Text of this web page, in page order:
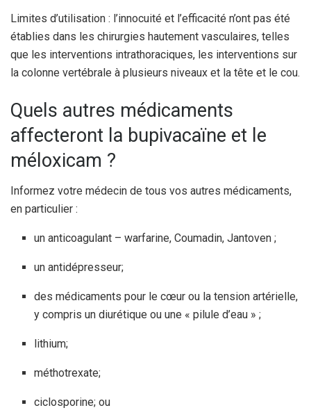
Limites d’utilisation : l’innocuité et l’efficacité n’ont pas été
établies dans les chirurgies hautement vasculaires, telles
que les interventions intrathoraciques, les interventions sur
la colonne vertébrale à plusieurs niveaux et la tête et le cou.
Quels autres médicaments
affecteront la bupivacaïne et le
méloxicam ?
Informez votre médecin de tous vos autres médicaments,
en particulier :
un anticoagulant – warfarine, Coumadin, Jantoven ;
un antidépresseur;
des médicaments pour le cœur ou la tension artérielle,
y compris un diurétique ou une « pilule d’eau » ;
lithium;
méthotrexate;
ciclosporine; ou